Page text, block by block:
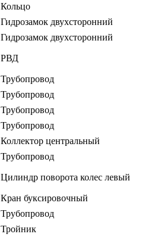
Кольцо
Гидрозамок двухсторонний
Гидрозамок двухсторонний
РВД
Трубопровод
Трубопровод
Трубопровод
Трубопровод
Коллектор центральный
Трубопровод
Цилиндр поворота колес левый
Кран буксировочный
Трубопровод
Тройник